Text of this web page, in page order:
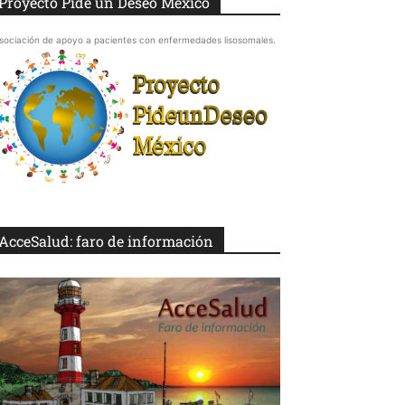
de apoyo a pacientes con enfermedades lisosomales.
faro de información